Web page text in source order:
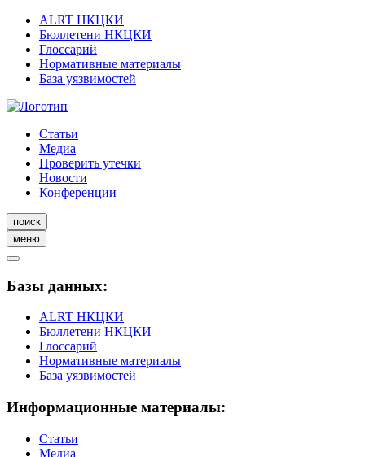
ALRT НКЦКИ
Бюллетени НКЦКИ
Глоссарий
Нормативные материалы
База уязвимостей
Статьи
Медиа
Проверить утечки
Новости
Конференции
поиск
меню
Базы данных:
ALRT НКЦКИ
Бюллетени НКЦКИ
Глоссарий
Нормативные материалы
База уязвимостей
Информационные материалы:
Статьи
Медиа